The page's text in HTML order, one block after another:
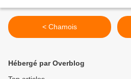
< Chamois
Hébergé par Overblog